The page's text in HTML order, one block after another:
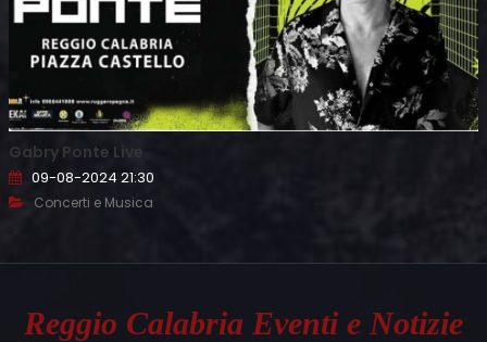
Gabry Ponte Live
09-08-2024 21:30
Concerti e Musica
Reggio Calabria Eventi e Notizie